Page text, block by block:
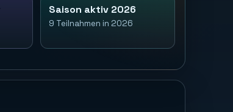
Saison aktiv 2026
9 Teilnahmen in 2026